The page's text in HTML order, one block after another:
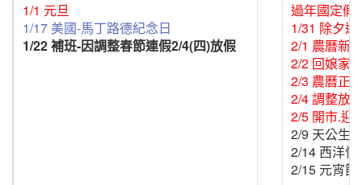
1/1 元旦
1/17 美國-馬丁路德紀念日
1/22 補班-因調整春節連假2/4(四)放假
過年國定假
1/31 除夕過
2/1 農曆新
2/2 回娘家(
2/3 農曆正
2/4 調整放
2/5 開市.迎
2/9 天公生(
2/14 西洋情
2/15 元宵